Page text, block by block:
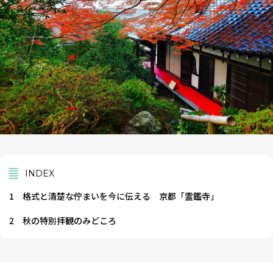
INDEX
1
格式と清楚な佇まいを今に伝える 京都「霊鑑寺」
2
秋の特別拝観のみどころ